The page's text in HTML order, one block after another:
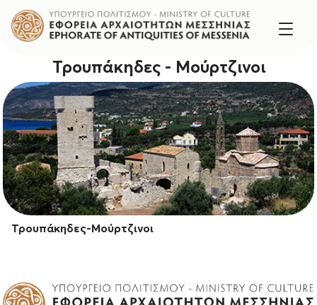
Τρουπάκηδες - Μούρτζινοι
Τρουπάκηδες-Μούρτζινοι